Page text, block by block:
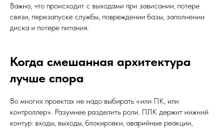
Важно, что происходит с выходами при зависании, потере
связи, перезапуске службы, повреждении базы, заполнении
диска и потере питания.
Когда смешанная архитектура
лучше спора
Во многих проектах не надо выбирать «или ПК, или
контроллер». Разумнее разделить роли. ПЛК держит нижний
контур: входы, выходы, блокировки, аварийные реакции,